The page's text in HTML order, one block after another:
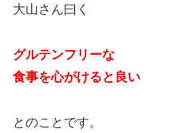
大山さん曰く
グルテンフリーな
食事を心がけると良い
とのことです。